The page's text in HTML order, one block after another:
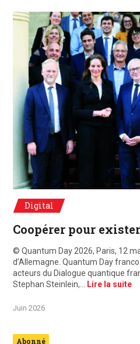
Digital
Coopérer pour
© Quantum Day 2026, Paris, 12
d’Allemagne. Quantum Day
acteurs du Dialogue quantique
Stephan Steinlein,…
Lire la suite
Juin 2026
Abonné